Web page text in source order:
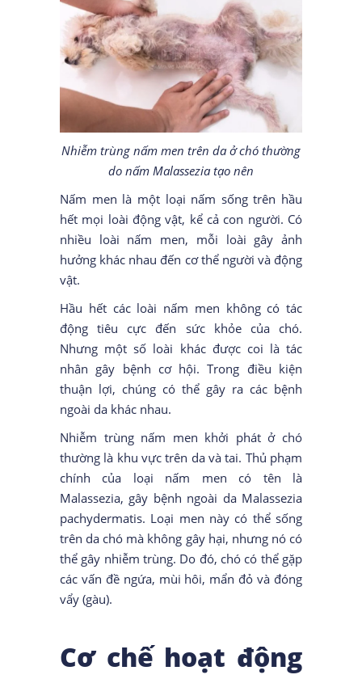
Nhiễm trùng nấm men trên da ở chó thường
do nấm Malassezia tạo nên
Nấm men là một loại nấm sống trên hầu
hết mọi loài động vật, kể cả con người. Có
nhiều loài nấm men, mỗi loài gây ảnh
hưởng khác nhau đến cơ thể người và động
vật.
Hầu hết các loài nấm men không có tác
động tiêu cực đến sức khỏe của chó.
Nhưng một số loài khác được coi là tác
nhân gây bệnh cơ hội. Trong điều kiện
thuận lợi, chúng có thể gây ra các bệnh
ngoài da khác nhau.
Nhiễm trùng nấm men khởi phát ở chó
thường là khu vực trên da và tai. Thủ phạm
chính của loại nấm men có tên là
Malassezia, gây bệnh ngoài da Malassezia
pachydermatis. Loại men này có thể sống
trên da chó mà không gây hại, nhưng nó có
thể gây nhiễm trùng. Do đó, chó có thể gặp
các vấn đề ngứa, mùi hôi, mẩn đỏ và đóng
vẩy (gàu).
Cơ chế hoạt động